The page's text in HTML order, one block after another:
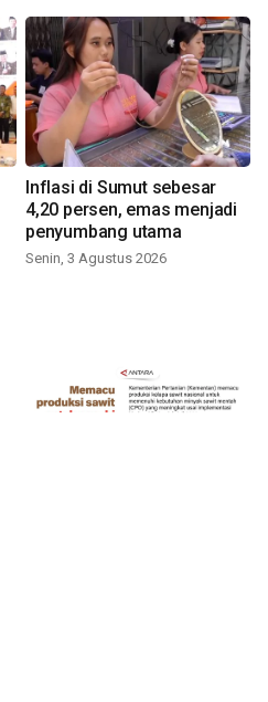
Inflasi di Sumut sebesar
4,20 persen, emas menjadi
penyumbang utama
Senin, 3 Agustus 2026